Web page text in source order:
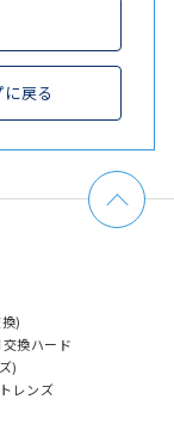
戻る
)
換ハード
)
レンズ